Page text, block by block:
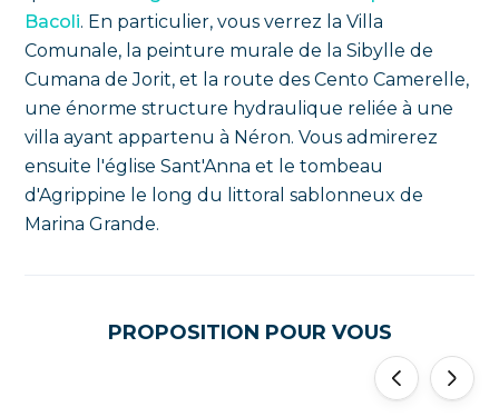
Bacoli. En particulier, vous verrez la Villa
Comunale, la peinture murale de la Sibylle de
Cumana de Jorit, et la route des Cento Camerelle,
une énorme structure hydraulique reliée à une
villa ayant appartenu à Néron. Vous admirerez
ensuite l'église Sant'Anna et le tombeau
d'Agrippine le long du littoral sablonneux de
Marina Grande.
PROPOSITION POUR VOUS
'